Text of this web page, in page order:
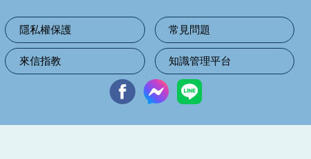
隱私權保護 常見問題
來信指教 知識管理平台